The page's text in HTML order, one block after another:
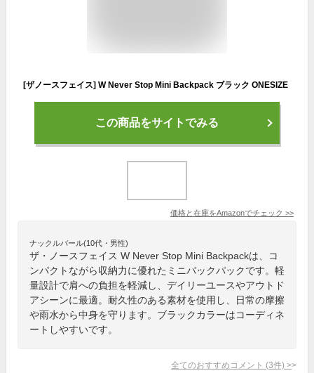
[ザノースフェイス] W Never Stop Mini Backpack ブラック ONESIZE
この商品をサイトでみる
価格と在庫をAmazonでチェック >>
ナックルバール(10代・男性)
ザ・ノースフェイス W Never Stop Mini Backpackは、コ
ンパクトながら収納力に優れたミニバックパックです。軽
量設計で肩への負担を軽減し、デイリーユースやアウトド
アシーンに最適。耐久性のある素材を使用し、日常の摩擦
や雨水から中身を守ります。ブラックカラーはコーディネ
ートしやすいです。
全てのおすすめコメント (3件) >